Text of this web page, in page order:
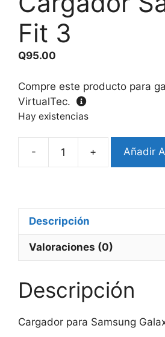
Fit 3
Q95.00
Compre este producto para
VirtualTec.
Hay existencias
-
Cargador
+ Añadir
Descripción
Valoraciones (0)
Descripción
Cargador para Samsung